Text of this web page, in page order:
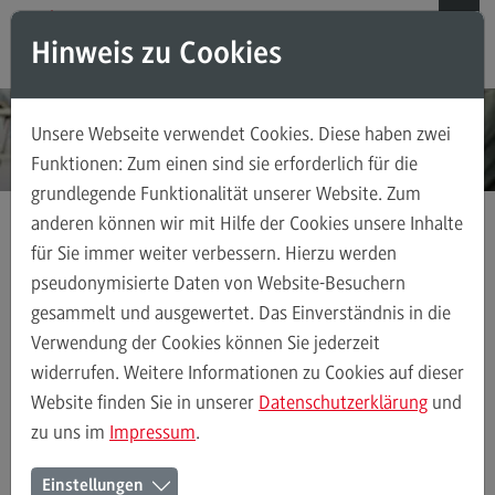
Direkt zum Inhalt
Direkt zum Hauptmenu
Direkt zum Footer
Weiterbildungsangebote für Einzelpersonen
Weiterbildungsangebote für Einzelpersonen
Weiterbildungsarten
FAQ
Kontakt
Weiterbildungsangebote für Unternehmen
Weiterbildung Soziale Arbeit
Soziale Arbeit:
berufsbegleitende und
praxisorientierte
Weiterbildungen am DHBW CAS
Hinweis zu Cookies
Unsere Webseite verwendet Cookies. Diese haben zwei
Funktionen: Zum einen sind sie erforderlich für die
grundlegende Funktionalität unserer Website. Zum
anderen können wir mit Hilfe der Cookies unsere Inhalte
für Sie immer weiter verbessern. Hierzu werden
pseudonymisierte Daten von Website-Besuchern
gesammelt und ausgewertet. Das Einverständnis in die
Verwendung der Cookies können Sie jederzeit
widerrufen. Weitere Informationen zu Cookies auf dieser
Website finden Sie in unserer Datenschutzerklärung und
zu uns im Impressum.
Einstellungen